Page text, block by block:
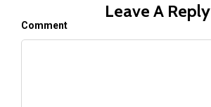
Leave A Reply
Comment